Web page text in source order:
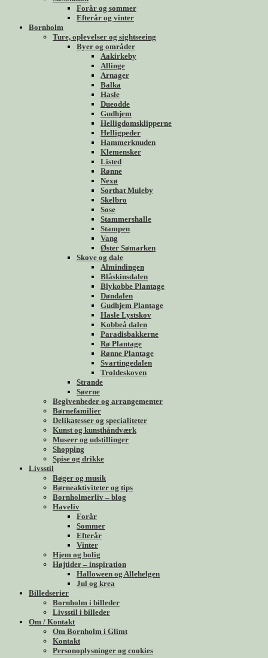
Forår og sommer
Efterår og vinter
Bornholm
Ture, oplevelser og sightseeing
Byer og områder
Aakirkeby
Allinge
Arnager
Balka
Hasle
Dueodde
Gudhjem
Helligdomsklipperne
Helligpeder
Hammerknuden
Klemensker
Listed
Rønne
Nexø
Sorthat Muleby
Skelbro
Sose
Stammershalle
Stampen
Vang
Øster Sømarken
Skove og dale
Almindingen
Blåskinsdalen
Blykobbe Plantage
Døndalen
Gudhjem Plantage
Hasle Lystskov
Kobbeå dalen
Paradisbakkerne
Rø Plantage
Rønne Plantage
Svartingedalen
Troldeskoven
Strande
Søerne
Begivenheder og arrangementer
Børnefamilier
Delikatesser og specialiteter
Kunst og kunsthåndværk
Museer og udstillinger
Shopping
Spise og drikke
Livsstil
Bøger og musik
Børneaktiviteter og tips
Bornholmerliv – blog
Haveliv
Forår
Sommer
Efterår
Vinter
Hjem og bolig
Højtider – inspiration
Halloween og Allehelgen
Jul og krea
Billedserier
Bornholm i billeder
Livsstil i billeder
Om / Kontakt
Om Bornholm i Glimt
Kontakt
Personoplysninger og cookies